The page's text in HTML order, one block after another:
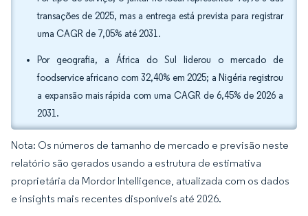
transações de 2025, mas a entrega está prevista para registrar
uma CAGR de 7,05% até 2031.
Por geografia, a África do Sul liderou o mercado de
foodservice africano com 32,40% em 2025; a Nigéria registrou
a expansão mais rápida com uma CAGR de 6,45% de 2026 a
2031.
Nota: Os números de tamanho de mercado e previsão neste
relatório são gerados usando a estrutura de estimativa
proprietária da Mordor Intelligence, atualizada com os dados
e insights mais recentes disponíveis até 2026.